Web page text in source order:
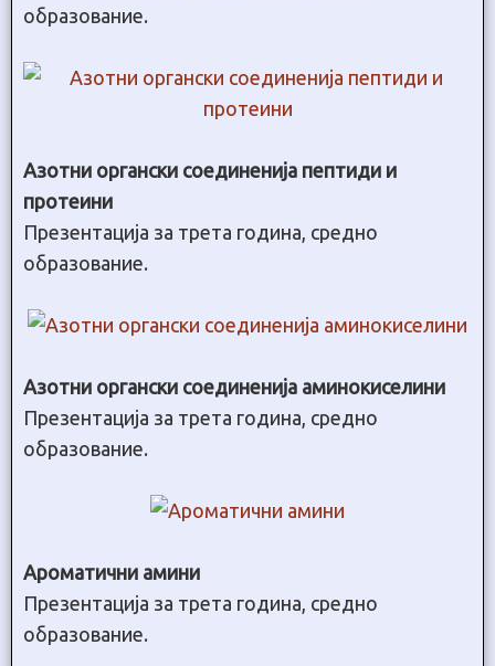
образование.
Азотни органски соединенија пептиди и
протеини
Презентација за трета година, средно
образование.
Азотни органски соединенија аминокиселини
Презентација за трета година, средно
образование.
Ароматични амини
Презентација за трета година, средно
образование.